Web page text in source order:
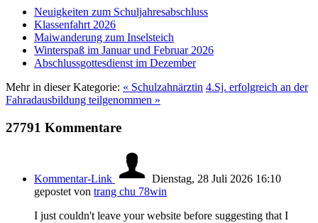
Neuigkeiten zum Schuljahresabschluss
Klassenfahrt 2026
Maiwanderung zum Inselsteich
Winterspaß im Januar und Februar 2026
Abschlussgottesdienst im Dezember
Mehr in dieser Kategorie: « Schulzahnärztin 4.Sj. erfolgreich an der
Fahradausbildung teilgenommen »
27791 Kommentare
Kommentar-Link
Dienstag, 28 Juli 2026 16:10
gepostet von trang chu 78win
I just couldn't leave your website before suggesting that I